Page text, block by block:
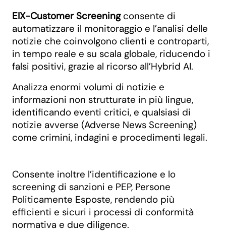
EIX-Customer Screeningconsente di
automatizzare il monitoraggio e l’analisi delle
notizie che coinvolgono clienti e controparti,
in tempo reale e su scala globale, riducendo i
falsi positivi, grazie al ricorso all’Hybrid AI.
Analizza enormi volumi di notizie e
informazioni non strutturate in più lingue,
identificando eventi critici, e qualsiasi di
notizie avverse (Adverse News Screening)
come crimini, indagini e procedimenti legali.
Consente inoltre l’identificazione e lo
screening di sanzioni e PEP, Persone
Politicamente Esposte, rendendo più
efficienti e sicuri i processi di conformità
normativa e due diligence.